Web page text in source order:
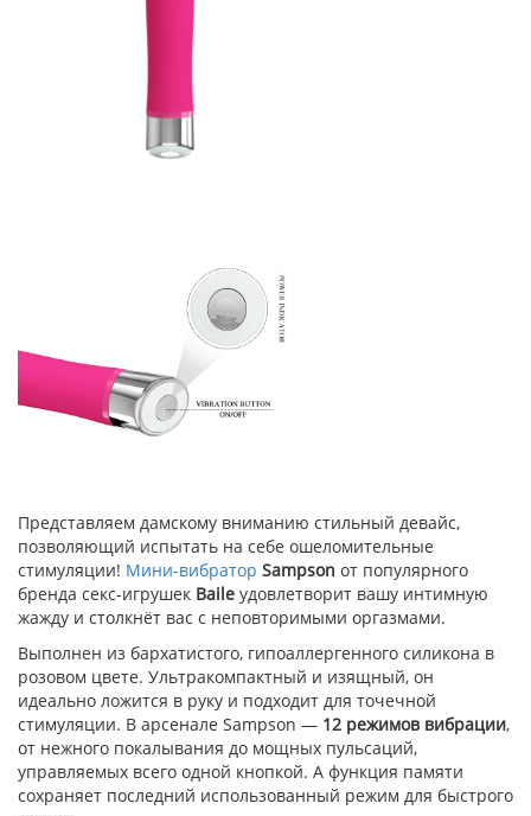
Представляем дамскому вниманию стильный девайс,
позволяющий испытать на себе ошеломительные
стимуляции! Мини-вибратор Sampson от популярного
бренда секс-игрушек Baile удовлетворит вашу интимную
жажду и столкнёт вас с неповторимыми оргазмами.
Выполнен из бархатистого, гипоаллергенного силикона в
розовом цвете. Ультракомпактный и изящный, он
идеально ложится в руку и подходит для точечной
стимуляции. В арсенале Sampson — 12 режимов вибрации,
от нежного покалывания до мощных пульсаций,
управляемых всего одной кнопкой. А функция памяти
сохраняет последний использованный режим для быстрого